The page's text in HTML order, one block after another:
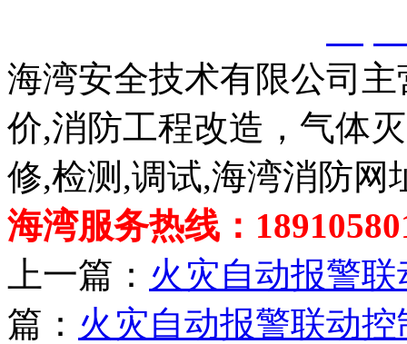
海湾安全技术有限公司
价,消防工程改造，气体
修,检测,调试,海湾消防网
海湾服务热线：
上一篇： 火灾自动报警
篇： 火灾自动报警联动